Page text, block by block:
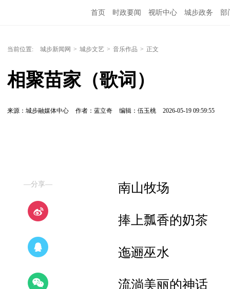
首页 时政要闻 视听中心 城步政务 部
当前位置: 城步新闻网 > 城步文艺 > 音乐作品 > 正文
相聚苗家（歌词）
来源：城步融媒体中心 作者：蓝立奇 编辑：伍玉桃 2026-05-19 09:59:55
—分享— 南山牧场
捧上瓢香的奶茶
迤逦巫水
流淌美丽的神话